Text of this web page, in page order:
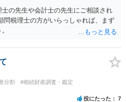
・あかささん・お姉さん間の事情やい
ので、あかささんから見てそれは違
違うのか、など書くとよいです。 そ
れていないけど、どのように遺産を
亡くなった方からお金を援助してもら
。 書かない方が良いと思うことは、遺
きさつを沢山盛り込むことだと考えま
とに留める方が、裁判所や調停委員
いと思います)。
の先生や会計士の先生にご相談され
問税理士の方がいらっしゃれば、まず
分割
#相続財産調査・鑑定
役にたった 7